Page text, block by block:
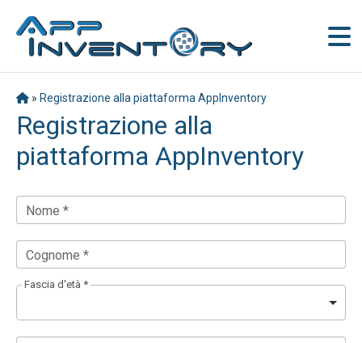
» Registrazione alla piattaforma AppInventory
Registrazione alla
piattaforma AppInventory
Nome *
Cognome *
Fascia d'età *